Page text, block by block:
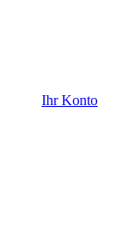
Ihr Konto